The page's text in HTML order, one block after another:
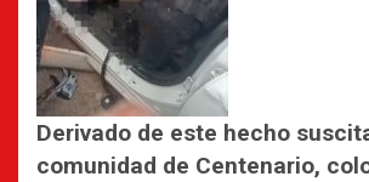
Derivado de este hecho
comunidad de Centenario,